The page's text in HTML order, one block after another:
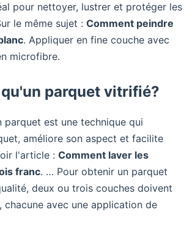
pour nettoyer, lustrer et protéger les
le même sujet : Comment peindre
. Appliquer en fine couche avec
microfibre.
parquet vitrifié?
parquet est une technique qui
améliore son aspect et facilite
l'article : Comment laver les
franc. … Pour obtenir un parquet
deux ou trois couches doivent
chacune avec une application de